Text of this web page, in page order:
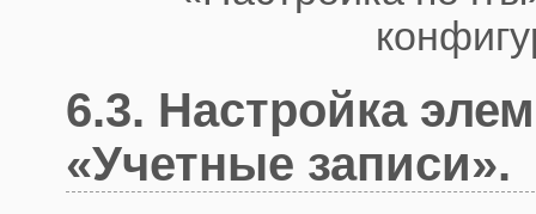
6.3. Настройка
«Учетные записи».